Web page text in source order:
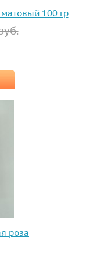
100 гр
роза